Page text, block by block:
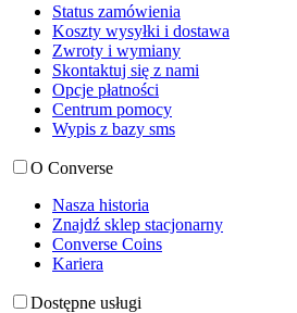
Status zamówienia
Koszty wysyłki i dostawa
Zwroty i wymiany
Skontaktuj się z nami
Opcje płatności
Centrum pomocy
Wypis z bazy sms
O Converse
Nasza historia
Znajdź sklep stacjonarny
Converse Coins
Kariera
Dostępne usługi